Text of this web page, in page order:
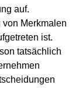
auf.
Merkmalen
ist.
tatsächlich